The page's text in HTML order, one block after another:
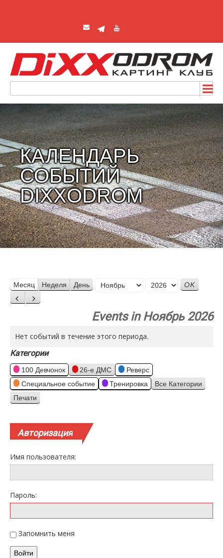
КАЛЕНДАРЬ
СОБЫТИЙ
DIXXODROM
Месяц Неделя День
Месяц
Назад
Вперед
Events in Ноябрь 2026
Нет событий в течение этого периода.
Категории
100 Девчонок 26-е ДМС
Реверс
Специальное событие
Тренировка Все Категории
Просмотр
Печати
Авторизация
Имя пользователя:
Пароль:
Запомнить меня
Войти